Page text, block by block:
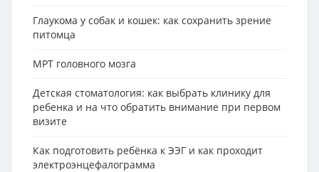
Глаукома у собак и кошек: как сохранить зрение
питомца
МРТ головного мозга
Детская стоматология: как выбрать клинику для
ребенка и на что обратить внимание при первом
визите
Как подготовить ребёнка к ЭЭГ и как проходит
электроэнцефалограмма